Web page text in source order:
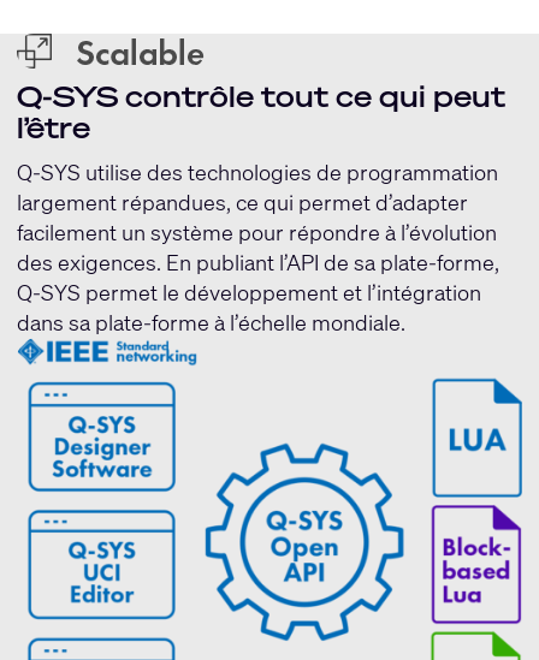
Q-SYS contrôle tout ce qui peut
l’être
Q-SYS utilise des technologies de programmation
largement répandues, ce qui permet d’adapter
facilement un système pour répondre à l’évolution
des exigences. En publiant l’API de sa plate-forme,
Q-SYS permet le développement et l’intégration
dans sa plate-forme à l’échelle mondiale.